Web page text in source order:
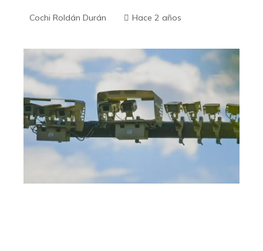
Cochi Roldán Durán Hace 2 años